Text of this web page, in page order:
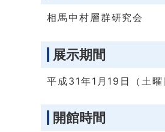
相馬中村層群研究会
展示期間
平成31年1月19日（土
開館時間